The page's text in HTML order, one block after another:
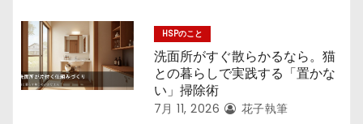
HSPのこと
洗面所がすぐ散らかるなら。猫
との暮らしで実践する「置かな
い」掃除術
7月 11, 2026 花子執筆